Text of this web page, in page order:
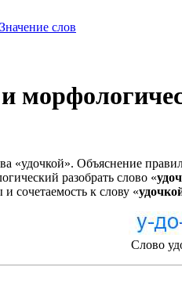
Значение слов
«удочкой». Объяснение
разобрать слово «
сочетаемость к слову «
Слово